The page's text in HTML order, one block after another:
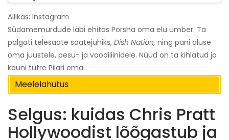
Allikas: Instagram
Südamemurdude läbi ehitas Porsha oma elu ümber. Ta
palgati telesaate saatejuhiks, Dish Nation, ning pani aluse
oma juustele, pesu- ja voodiliinidele. Nüüd on ta kihlatud ja
kauni tütre Pilari ema.
Meelelahutus
Selgus: kuidas Chris Pratt
Hollywoodist lõõgastub ja